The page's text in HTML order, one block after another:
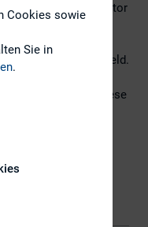
an Investor
auf internationaler
beruflichen Umfeld.
dass die
als abnehmen. Diese
wir wieder für Sie
Cookies sowie
Sie in
.